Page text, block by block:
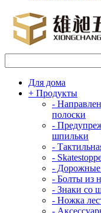
Для дома
+ Продукты
-
полоски
-
шпильки
-
-
- Дорожные
- Болты из
- Знаки со
- Ножка
-